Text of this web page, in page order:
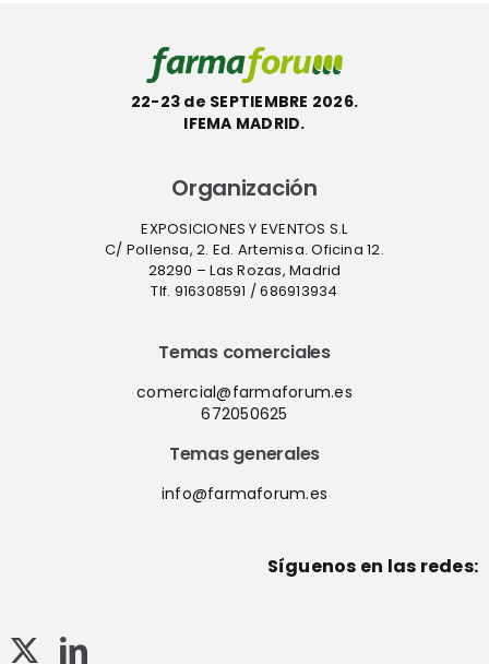
22-23 de SEPTIEMBRE 2026.
IFEMA MADRID.
Organización
EXPOSICIONES Y EVENTOS S.L
C/ Pollensa, 2. Ed. Artemisa. Oficina 12.
28290 – Las Rozas, Madrid
Tlf. 916308591 / 686913934
Temas comerciales
comercial@farmaforum.es
672050625
Temas generales
info@farmaforum.es
Síguenos en las redes: